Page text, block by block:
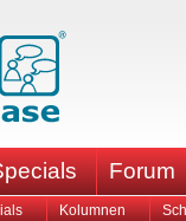
Forum
Kolumnen